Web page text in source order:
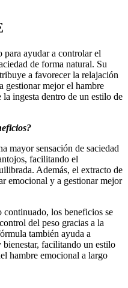
ayudar a controlar el
de forma natural. Su
a favorecer la relajación
gestionar mejor el hambre
ingesta dentro de un estilo de
mayor sensación de saciedad
facilitando el
Además, el extracto de
emocional y a gestionar mejor
continuado, los beneficios se
del peso gracias a la
también ayuda a
facilitando un estilo
hambre emocional a largo